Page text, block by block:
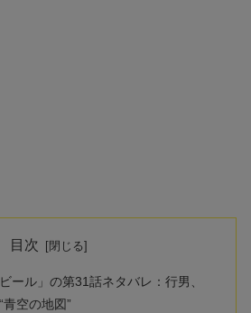
目次
ール」の第31話ネタバレ：行男、
空の地図”